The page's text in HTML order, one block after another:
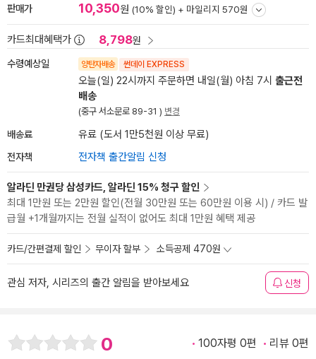
판매가 10,350원 (10% 할인) + 마일리지 570원
카드최대혜택가 8,798원
수령예상일 양탄자배송 썬데이 EXPRESS
오늘(일) 22시까지 주문하면 내일(월) 아침 7시 출근전
배송
(중구 서소문로 89-31 ) 변경
배송료 유료 (도서 1만5천원 이상 무료)
전자책 전자책 출간알림 신청
알라딘 만권당 삼성카드, 알라딘 15% 청구 할인
최대 1만원 또는 2만원 할인(전월 30만원 또는 60만원 이용 시) / 카드 발
급월 +1개월까지는 전월 실적이 없어도 최대 1만원 혜택 제공
카드/간편결제 할인 무이자 할부 소득공제 470원
관심 저자, 시리즈의 출간 알림을 받아보세요 신청
0 100자평 0편 리뷰 0편